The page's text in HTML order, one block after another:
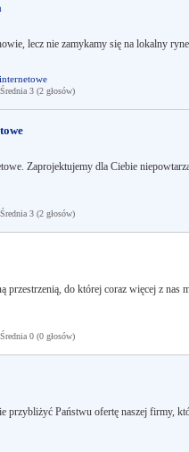
lecz nie zamykamy się na lokalny
3 (2 głosów)
Zaprojektujemy dla Ciebie
3 (2 głosów)
przestrzenią, do której coraz więcej z nas
0 (0 głosów)
przybliżyć Państwu ofertę naszej firmy,